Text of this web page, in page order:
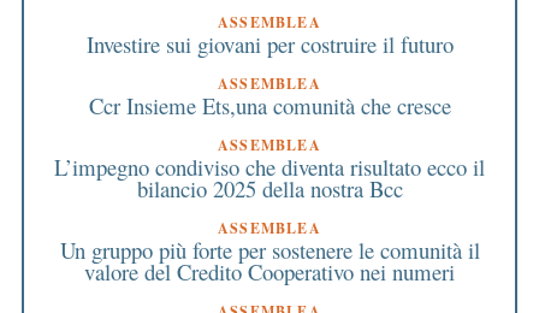
ASSEMBLEA
Investire sui giovani per costruire il futuro
ASSEMBLEA
Ccr Insieme Ets,una comunità che cresce
ASSEMBLEA
L’impegno condiviso che diventa risultato ecco il
bilancio 2025 della nostra Bcc
ASSEMBLEA
Un gruppo più forte per sostenere le comunità il
valore del Credito Cooperativo nei numeri